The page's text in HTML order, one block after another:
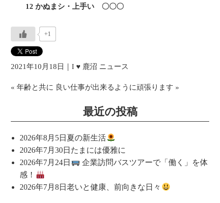
12 かぬまシ・上手い 〇〇〇
+1
2021年10月18日｜I ♥ 鹿沼 ニュース
«年齢と共に 良い仕事が出来るように頑張ります »
最近の投稿
2026年8月5日 夏の新生活
2026年7月30日 たまには優雅に
2026年7月24日
企業訪問バスツアーで「働く」を体
感！
2026年7月8日老いと健康、前向きな日々